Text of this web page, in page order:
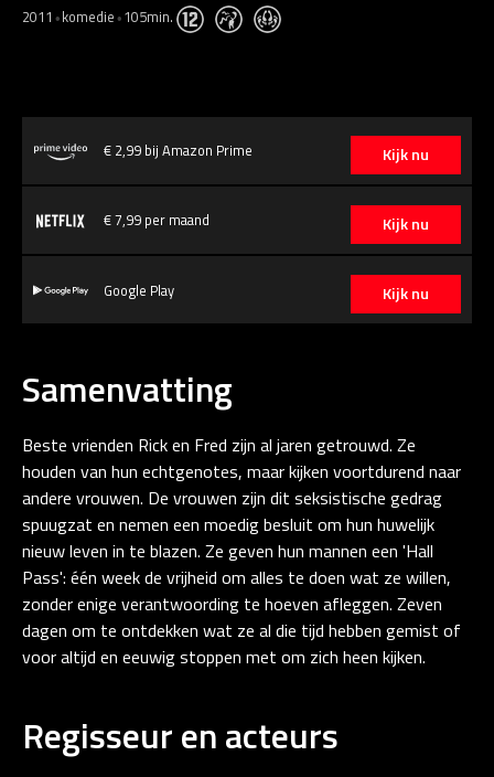
2011 komedie 105min.
Kijk nu
€ 2,99 bij Amazon Prime
Kijk nu
€ 7,99 per maand
Kijk nu
Google Play
Samenvatting
Beste vrienden Rick en Fred zijn al jaren getrouwd. Ze
houden van hun echtgenotes, maar kijken voortdurend naar
andere vrouwen. De vrouwen zijn dit seksistische gedrag
spuugzat en nemen een moedig besluit om hun huwelijk
nieuw leven in te blazen. Ze geven hun mannen een 'Hall
Pass': één week de vrijheid om alles te doen wat ze willen,
zonder enige verantwoording te hoeven afleggen. Zeven
dagen om te ontdekken wat ze al die tijd hebben gemist of
voor altijd en eeuwig stoppen met om zich heen kijken.
Regisseur en acteurs